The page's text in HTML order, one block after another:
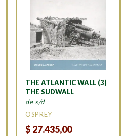
THE ATLANTIC WALL (3)
THE SUDWALL
de s/d
OSPREY
$ 27.435,00